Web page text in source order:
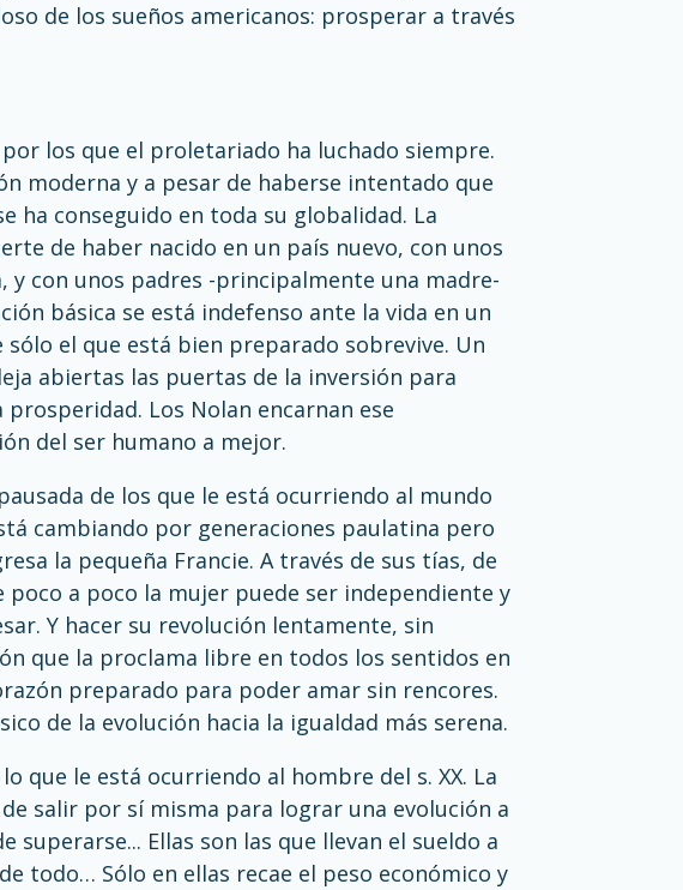
de los sueños americanos: prosperar a través
los que el proletariado ha luchado siempre.
moderna y a pesar de haberse intentado que
ha conseguido en toda su globalidad. La
de haber nacido en un país nuevo, con unos
con unos padres -principalmente una madre-
básica se está indefenso ante la vida en un
el que está bien preparado sobrevive. Un
abiertas las puertas de la inversión para
Los Nolan encarnan ese
del ser humano a mejor.
de los que le está ocurriendo al mundo
cambiando por generaciones paulatina pero
la pequeña Francie. A través de sus tías, de
a poco la mujer puede ser independiente y
Y hacer su revolución lentamente, sin
que la proclama libre en todos los sentidos en
preparado para poder amar sin rencores.
de la evolución hacia la igualdad más serena.
que le está ocurriendo al hombre del s. XX. La
salir por sí misma para lograr una evolución a
superarse... Ellas son las que llevan el sueldo a
todo… Sólo en ellas recae el peso económico y